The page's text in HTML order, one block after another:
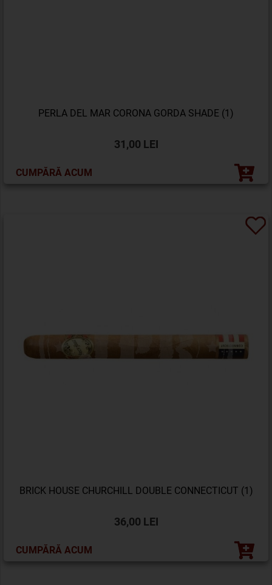
PERLA DEL MAR CORONA GORDA SHADE (1)
31,00 LEI
CUMPĂRĂ ACUM
BRICK HOUSE CHURCHILL DOUBLE CONNECTICUT (1)
36,00 LEI
CUMPĂRĂ ACUM